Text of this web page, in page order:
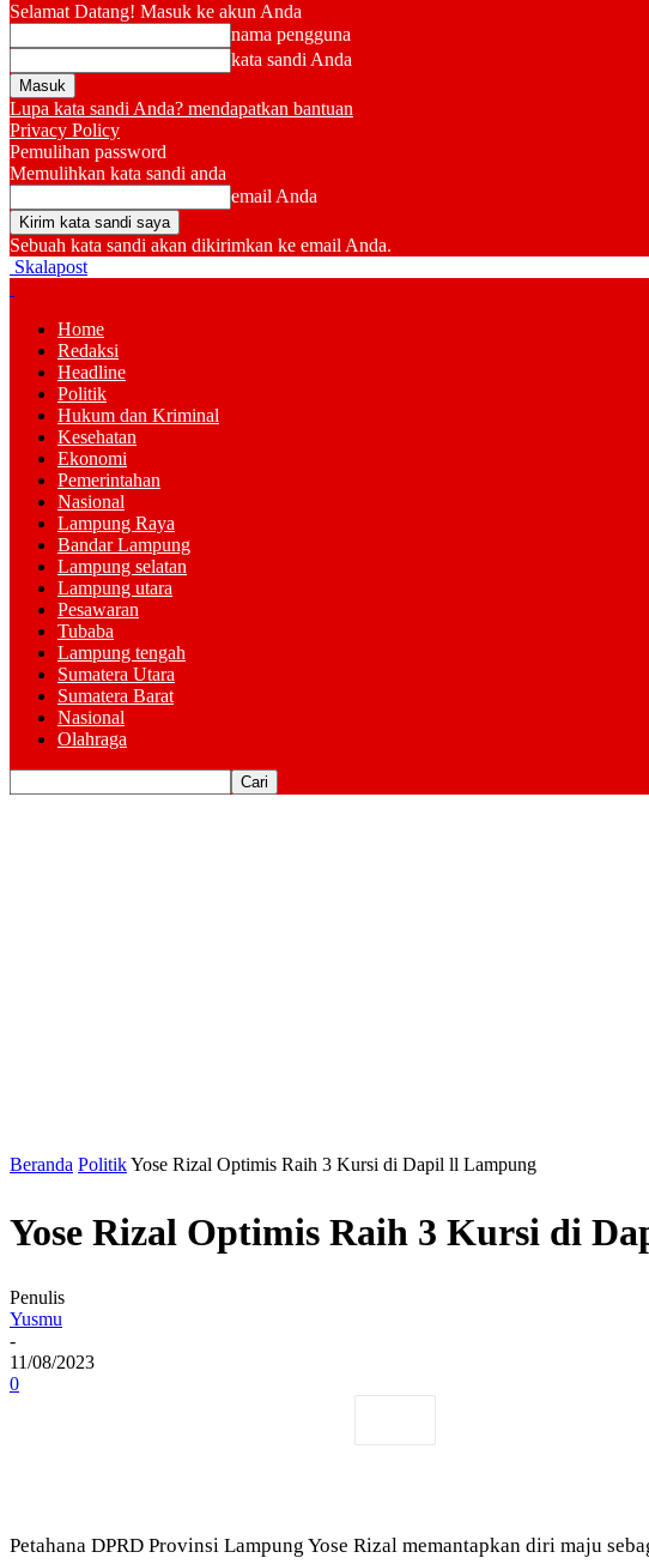
Selamat Datang! Masuk ke akun Anda
nama pengguna
kata sandi Anda
Lupa kata sandi Anda? mendapatkan bantuan
Privacy Policy
Pemulihan password
Memulihkan kata sandi anda
email Anda
Sebuah kata sandi akan dikirimkan ke email Anda.
Skalapost
Home
Redaksi
Headline
Politik
Hukum dan Kriminal
Kesehatan
Ekonomi
Pemerintahan
Nasional
Lampung Raya
Bandar Lampung
Lampung selatan
Lampung utara
Pesawaran
Tubaba
Lampung tengah
Sumatera Utara
Sumatera Barat
Nasional
Olahraga
Beranda PolitikYose Rizal Optimis Raih 3 Kursi di Dapil ll Lampung
Yose Rizal Optimis Raih 3 Kursi di
Penulis
Yusmu
-
11/08/2023
0
Petahana DPRD Provinsi Lampung Yose Rizal memantapkan diri maju